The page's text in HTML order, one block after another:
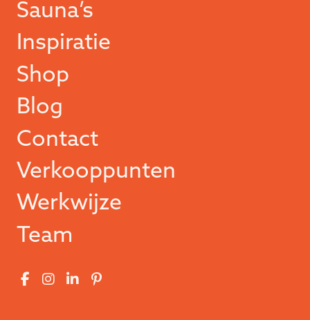
Sauna’s
Inspiratie
Shop
Blog
Contact
Verkooppunten
Werkwijze
Team